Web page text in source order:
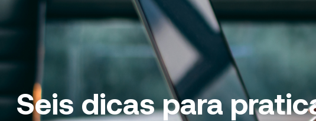
Seis dicas para